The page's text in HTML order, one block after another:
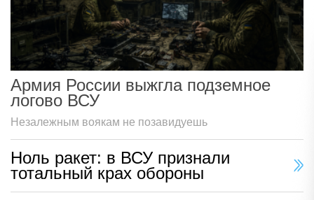
Армия России выжгла подземное
логово ВСУ
Незалежным воякам не позавидуешь
Ноль ракет: в ВСУ признали
тотальный крах обороны